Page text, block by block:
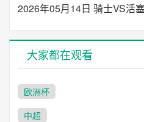
2026年05月14日 骑士VS活
大家都在观看
欧洲杯
中超